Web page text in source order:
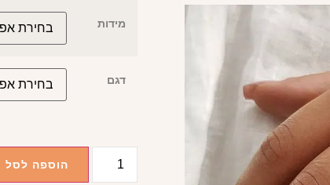
מידות
דגם
הוספה לסל